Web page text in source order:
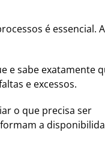
é essencial.
e sabe exatamente
e excessos.
o que precisa ser
a